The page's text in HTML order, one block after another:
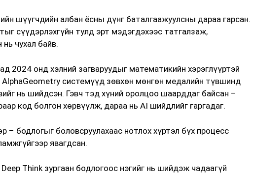
шүүгчдийн албан ёсны дүнг баталгаажуулсны дараа гарсан.
сүүдэрлэхгүйн тулд эрт мэдэгдэхээс татгалзаж,
чухал байв.
2024 онд хэлний загваруудыг математикийн хэрэглүүртэй
AlphaGeometry системүүд зөвхөн мөнгөн медалийн түвшинд
нь шийдсэн. Гэвч тэд хүний оролцоо шаарддаг байсан –
код болгон хөрвүүлж, дараа нь AI шийдлийг гаргадаг.
– бодлогыг боловсруулахаас нотлох хүртэл бүх процесс
явагдсан.
Think зургаан бодлогоос нэгийг нь шийдэж чадаагүй